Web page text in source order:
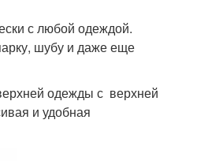
с любой одеждой.
шубу и даже еще
одежды с верхней
и удобная